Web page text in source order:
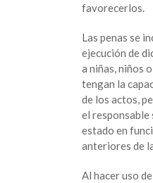
favorecerlos.
Las penas se
ejecución de
a niñas, niños
tengan la
de los actos,
el responsable
estado en
anteriores de
Al hacer uso